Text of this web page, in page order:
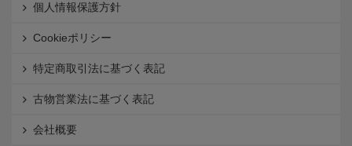
個人情報保護方針
Cookieポリシー
特定商取引法に基づく表記
古物営業法に基づく表記
会社概要